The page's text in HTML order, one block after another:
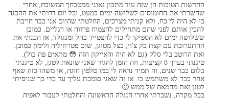
החדשות הטובות הן שזה עוד מתכון גאוני ממטבחך המשובח, אחרי
שהשרתי את החומוסים לשלושה ימים כמעט, וכל יום דחיתי את ההכנה
כי לא היה לי כח, ולא קניתי מצרכים, החלטתי שהיום אני כבר חייבת
להכין אותם לפני שהם מתחילים להצמיח פרווה או רגליים. כמובן
ששלושה ימים לא הספיקו לי כדי להצטייד בהל ומנגולד, אז הכנתי את
ההתערובת עם קצת בק צ'וי, בצל מטוגן, שום פטרוזיליה ולימון כמובן.
ואת הרוטב בלי סלק (גם לא היה והאייקון הזה 😳 מתאים פה בול).
טיגנתי בערך 8 קציצות, וזה הזמן להגיד שאני שונאת לטגן, לא טיגנתי
כלום כבר שנים, זה תמיד נראה לי כמו טלפון חוגה, או משהו כזה שאף
אחד כבר לא משתמש בו. אז זה שאני סומכת עליך עד כדי כך שניסיתי
לטגן זאת מחמאה של ממש 🙂
בכל מקרה, נשברתי אחרי הנגלה הראשונה והחלטתי לעבור לאפיה.